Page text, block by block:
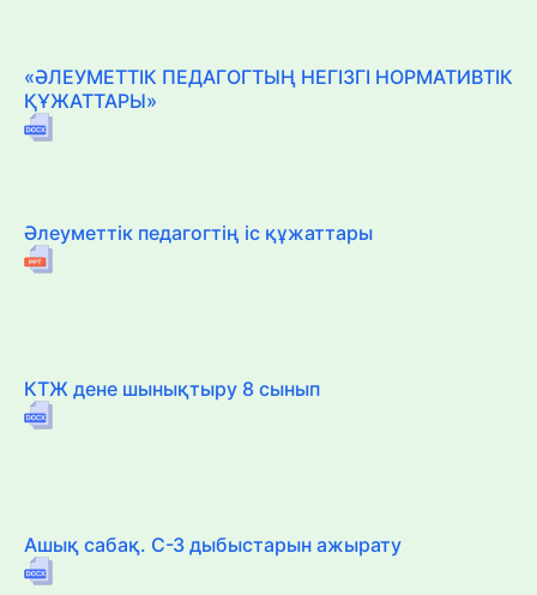
«ӘЛЕУМЕТТІК ПЕДАГОГТЫҢ НЕГІЗГІ НОРМАТИВТІК
ҚҰЖАТТАРЫ»
Әлеуметтік педагогтің іс құжаттары
КТЖ дене шынықтыру 8 сынып
Ашық сабақ. С-З дыбыстарын ажырату